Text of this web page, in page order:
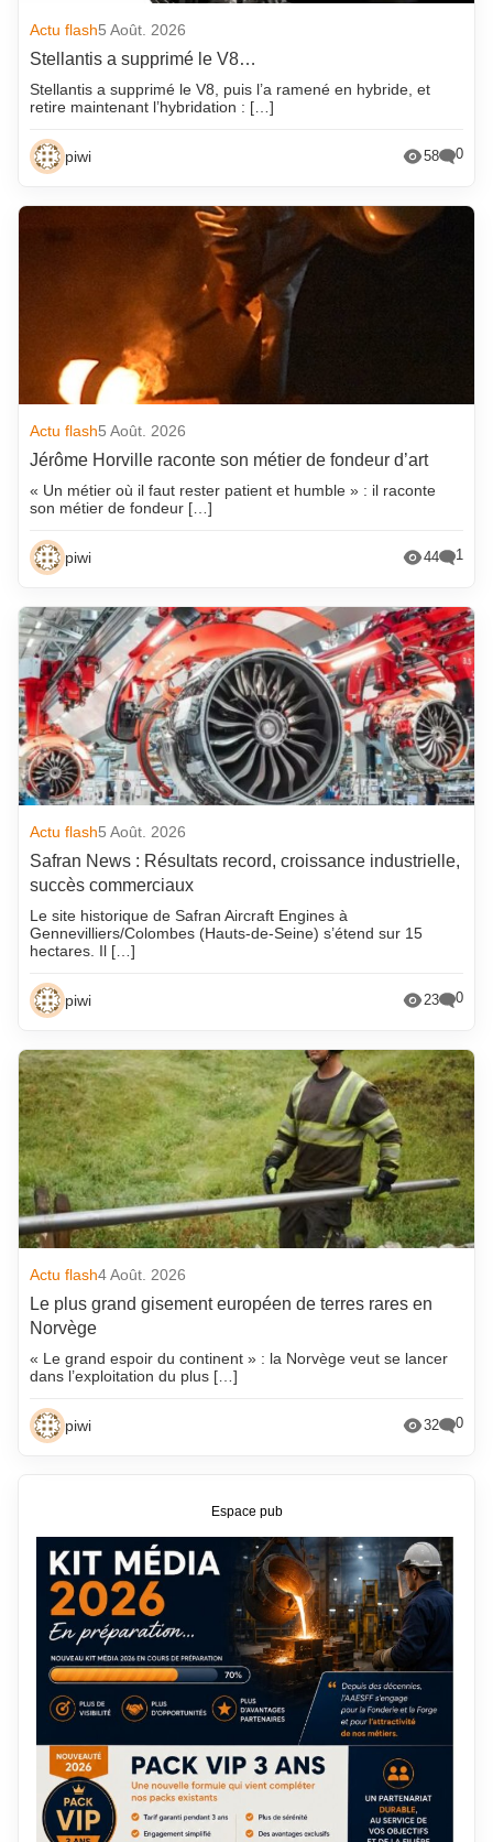
Actu flash5 Août. 2026
Stellantis a supprimé le V8…
Stellantis a supprimé le V8, puis l’a ramené en hybride, et
retire maintenant l’hybridation : […]
piwi 58 0
Actu flash5 Août. 2026
Jérôme Horville raconte son métier de fondeur d’art
« Un métier où il faut rester patient et humble » : il raconte
son métier de fondeur […]
piwi 44 1
Actu flash5 Août. 2026
Safran News : Résultats record, croissance industrielle,
succès commerciaux
Le site historique de Safran Aircraft Engines à
Gennevilliers/Colombes (Hauts-de-Seine) s’étend sur 15
hectares. Il […]
piwi 23 0
Actu flash4 Août. 2026
Le plus grand gisement européen de terres rares en
Norvège
« Le grand espoir du continent » : la Norvège veut se lancer
dans l’exploitation du plus […]
piwi 32 0
Espace pub